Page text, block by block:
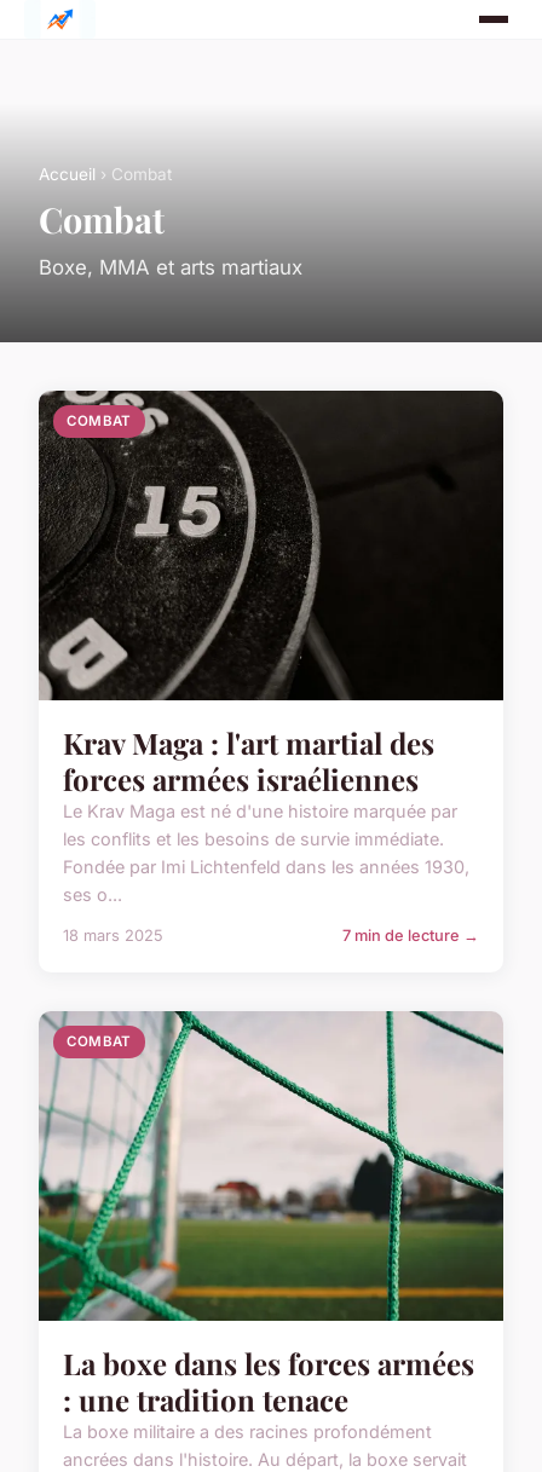
Accueil › Combat
Combat
Boxe, MMA et arts martiaux
COMBAT
Krav Maga : l'art martial des
forces armées israéliennes
Le Krav Maga est né d'une histoire marquée par
les conflits et les besoins de survie immédiate.
Fondée par Imi Lichtenfeld dans les années 1930,
ses o...
18 mars 2025 7 min de lecture →
COMBAT
La boxe dans les forces armées
: une tradition tenace
La boxe militaire a des racines profondément
ancrées dans l'histoire. Au départ, la boxe servait